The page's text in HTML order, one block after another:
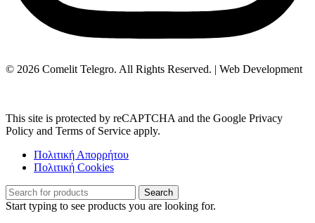
© 2026 Comelit Telegro. All Rights Reserved. | Web Development
This site is protected by reCAPTCHA and the Google Privacy
Policy and Terms of Service apply.
Πολιτική Απορρήτου
Πολιτική Cookies
Search
Start typing to see products you are looking for.